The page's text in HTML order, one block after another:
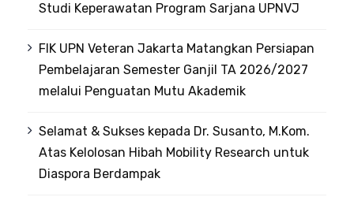
Studi Keperawatan Program Sarjana UPNVJ
FIK UPN Veteran Jakarta Matangkan Persiapan
Pembelajaran Semester Ganjil TA 2026/2027
melalui Penguatan Mutu Akademik
Selamat & Sukses kepada Dr. Susanto, M.Kom.
Atas Kelolosan Hibah Mobility Research untuk
Diaspora Berdampak